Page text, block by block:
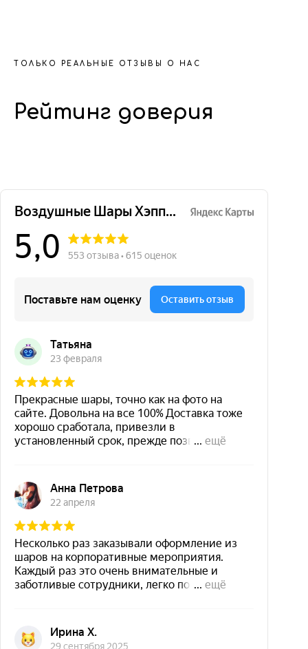
ТОЛЬКО РЕАЛЬНЫЕ ОТЗЫВЫ О НАС
Рейтинг доверия